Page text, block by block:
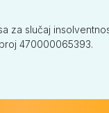
za slučaj
470000065393.